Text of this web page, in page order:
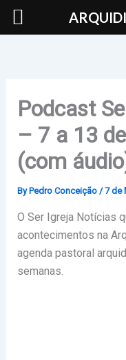
Skip
Podcast
– 7 a 13
(com
By Pedro Conceição /7 de
O Ser Igreja Notícias
acontecimentos na
agenda pastoral
semanas.